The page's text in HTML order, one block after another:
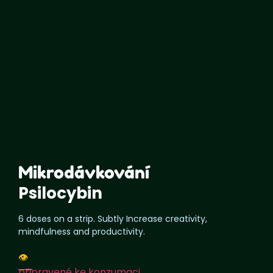
Mikrodávkování
Psilocybin
6 doses on a strip. Subtly Increase creativity,
mindfulness and productivity.
👁️